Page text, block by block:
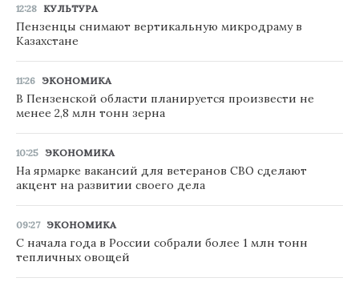
12:28 КУЛЬТУРА
Пензенцы снимают вертикальную микродраму в
Казахстане
11:26 ЭКОНОМИКА
В Пензенской области планируется произвести не
менее 2,8 млн тонн зерна
10:25 ЭКОНОМИКА
На ярмарке вакансий для ветеранов СВО сделают
акцент на развитии своего дела
09:27 ЭКОНОМИКА
С начала года в России собрали более 1 млн тонн
тепличных овощей